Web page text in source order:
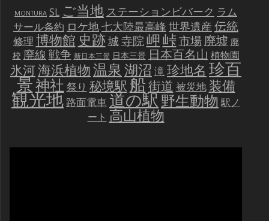
MONTURA SL ご当地 ステーションビバーク ラム
サール条約 ロケ地七大陸最高峰 世界遺産 伝統
修理 博物館 史跡城寺院岬峠市場 廃墟 廃
校 廃線戦争 新日本三景 日本三景 日本百名山 植物園
氷河海浜植物温泉湖沼 滝珍地名 珍百
景神社 祭り 秘境駅船街道 被災地 装備
観光地 路面電車道の駅野生動物 駅ノ
ート 高山植物